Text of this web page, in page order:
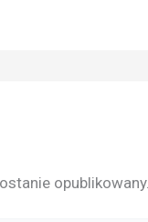
opublikowany.